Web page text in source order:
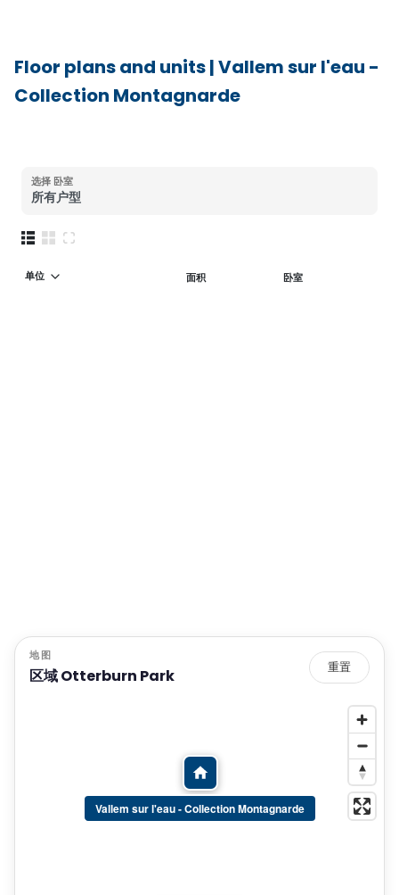
Floor plans and units|Vallem sur l'eau -
Collection Montagnarde
选择 卧室
所有户型
单位 面积 卧室
地图
区域 Otterburn Park 重置
Vallem sur l'eau - Collection Montagnarde